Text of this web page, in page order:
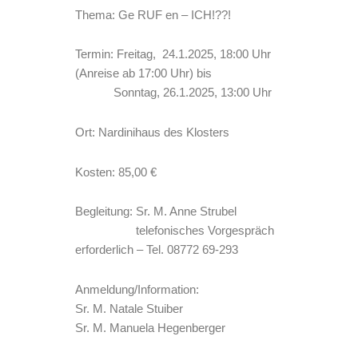
Thema: Ge RUF en – ICH!??!
Termin: Freitag, 24.1.2025, 18:00 Uhr
(Anreise ab 17:00 Uhr) bis
Sonntag, 26.1.2025, 13:00 Uhr
Ort: Nardinihaus des Klosters
Kosten: 85,00 €
Begleitung: Sr. M. Anne Strubel
telefonisches Vorgespräch
erforderlich – Tel. 08772 69-293
Anmeldung/Information:
Sr. M. Natale Stuiber
Sr. M. Manuela Hegenberger